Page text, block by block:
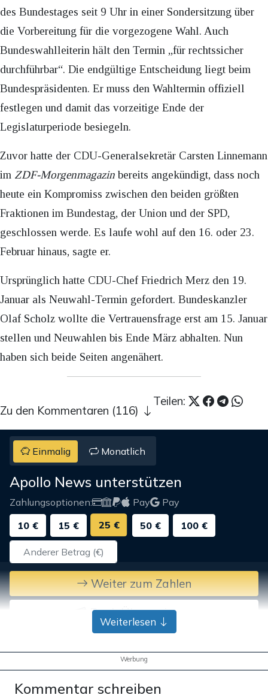
des Bundestages seit 9 Uhr in einer Sondersitzung über
die Vorbereitung für die vorgezogene Wahl. Auch
Bundeswahlleiterin hält den Termin „für rechtssicher
durchführbar“. Die endgültige Entscheidung liegt beim
Bundespräsidenten. Er muss den Wahltermin offiziell
festlegen und damit das vorzeitige Ende der
Legislaturperiode besiegeln.
Zuvor hatte der CDU-Generalsekretär Carsten Linnemann
im ZDF-Morgenmagazinbereits angekündigt, dass noch
heute ein Kompromiss zwischen den beiden größten
Fraktionen im Bundestag, der Union und der SPD,
geschlossen werde. Es laufe wohl auf den 16. oder 23.
Februar hinaus, sagte er.
Ursprünglich hatte CDU-Chef Friedrich Merz den 19.
Januar als Neuwahl-Termin gefordert. Bundeskanzler
Olaf Scholz wollte die Vertrauensfrage erst am 15. Januar
stellen und Neuwahlen bis Ende März abhalten. Nun
haben sich beide Seiten angenähert.
Teilen:
Zu den Kommentaren (116)
Einmalig Monatlich
Apollo News unterstützen
Zahlungsoptionen: Pay
Pay
10 €
15 € 25 € 50 € 100 €
Weiter zum Zahlen
Bank-Überweisung
Weiterlesen
Werbung
Kommentar schreiben